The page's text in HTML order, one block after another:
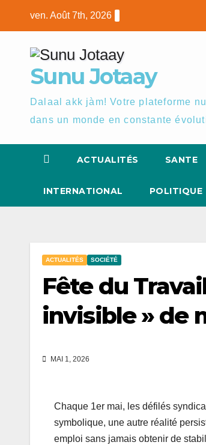
ven. Août 7th, 2026
Sunu Jotaay
Dalaal akk jàm! Votre plateforme
dans un monde en constante
ACTUALITÉS SANTE
INTERNATIONAL POLITIQUE
ACTUALITÉS SOCIÉTÉ
Fête du
invisible » de
MAI 1, 2026
Chaque 1er mai, les défilés
symbolique, une autre réalité
emploi sans jamais obtenir de